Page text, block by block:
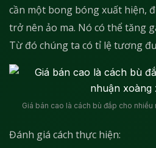
cần một bong bóng xuất hiện,
trở nên ảo ma. Nó có thể tăng
Từ đó chúng ta có tỉ lệ tương
Giá bán cao là cách bù đắp cho
Đánh giá cách thực hiện: